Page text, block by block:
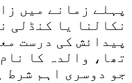
پہلے زمانے میں
نکالنا یا کنڈلی
پیدائش کی درست
تھا، والدہ کا
جو دوسری اہم شرط